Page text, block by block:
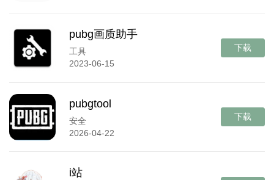
pubg画质助手
工具
2023-06-15
下载
pubgtool
安全
2026-04-22
下载
i站